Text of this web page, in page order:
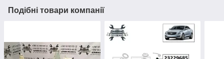
Подібні товари компанії